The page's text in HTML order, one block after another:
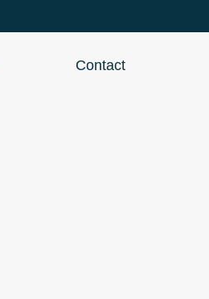
Contact